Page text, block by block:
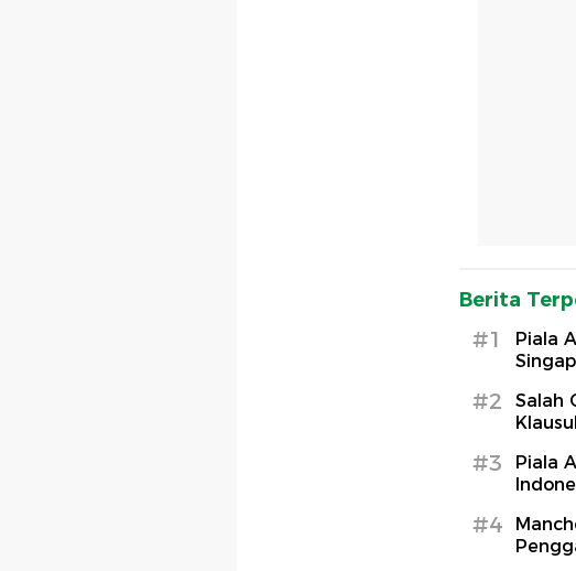
Berita
#1
Piala
#2
Salah
#3
Piala
#4